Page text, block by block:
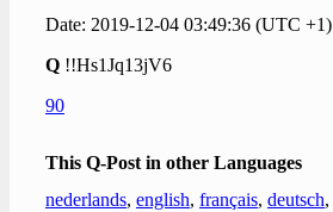
Date: 2019-12-04 03:49:36 (UTC +1)
Q !!Hs1Jq13jV6
90
This Q-Post in other Languages
nederlands, english, français, deutsch,